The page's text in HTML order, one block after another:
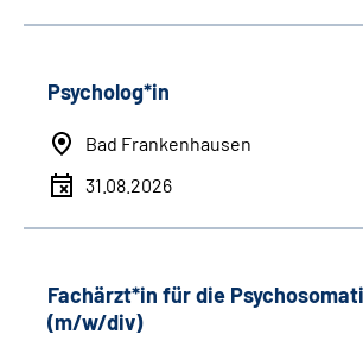
Psycholog*in
Bad Frankenhausen
31.08.2026
Fachärzt*in für die
(m/w/div)